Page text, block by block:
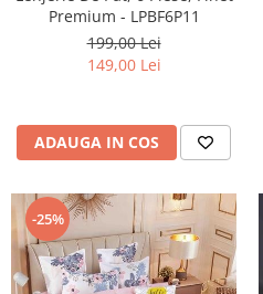
Premium - LPBF6P11
199,00 Lei
149,00 Lei
ADAUGA IN COS
-25%